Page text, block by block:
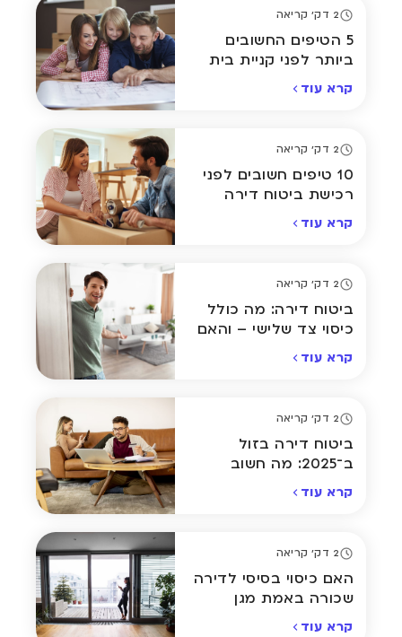
2 דק' קריאה
5 הטיפים החשובים
ביותר לפני קניית בית
קרא עוד
2 דק' קריאה
10 טיפים חשובים לפני
רכישת ביטוח דירה
קרא עוד
2 דק' קריאה
ביטוח דירה: מה כולל
כיסוי צד שלישי – והאם
קרא עוד
2 דק' קריאה
ביטוח דירה בזול
ב־2025: מה חשוב
פוליסה
קרא עוד
2 דק' קריאה
האם כיסוי בסיסי לדירה
שכורה באמת מגן
קרא עוד